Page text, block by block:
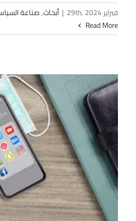
فبراير 29th, 2024 | أبحاث,صناعة
Read More